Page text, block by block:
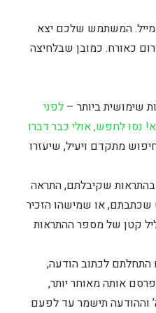
המשתמש שלכם יצא
כאורח. כמובן שבלחיצה
שימושית ביותר –לפני
לחפש, אולי כבר דברו
מתקדם ויעיל, שיעזרו
בהתראות שקיבלתם, התראה
או שמישהו הזכיר
קטן של מספר ההתראות
לכתוב הודעה,
אותה מאוחר יותר,
וההודעה תישמר עד לפעם